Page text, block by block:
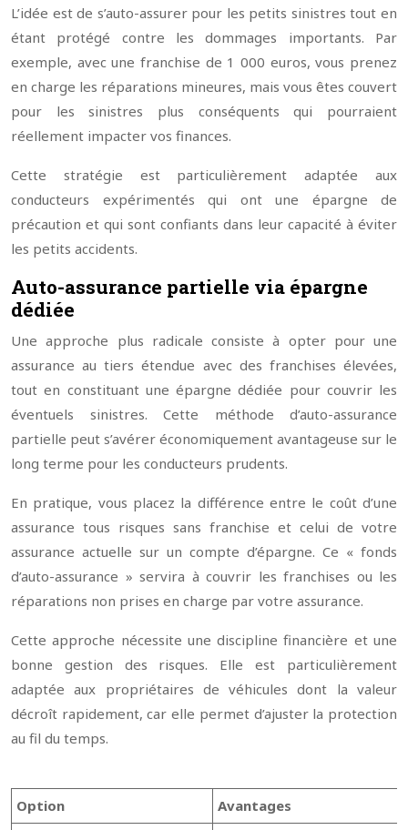
L’idée est de s’auto-assurer pour les petits sinistres tout en
étant protégé contre les dommages importants. Par
exemple, avec une franchise de 1 000 euros, vous prenez
en charge les réparations mineures, mais vous êtes couvert
pour les sinistres plus conséquents qui pourraient
réellement impacter vos finances.
Cette stratégie est particulièrement adaptée aux
conducteurs expérimentés qui ont une épargne de
précaution et qui sont confiants dans leur capacité à éviter
les petits accidents.
Auto-assurance partielle via épargne
dédiée
Une approche plus radicale consiste à opter pour une
assurance au tiers étendue avec des franchises élevées,
tout en constituant une épargne dédiée pour couvrir les
éventuels sinistres. Cette méthode d’auto-assurance
partielle peut s’avérer économiquement avantageuse sur le
long terme pour les conducteurs prudents.
En pratique, vous placez la différence entre le coût d’une
assurance tous risques sans franchise et celui de votre
assurance actuelle sur un compte d’épargne. Ce « fonds
d’auto-assurance » servira à couvrir les franchises ou les
réparations non prises en charge par votre assurance.
Cette approche nécessite une discipline financière et une
bonne gestion des risques. Elle est particulièrement
adaptée aux propriétaires de véhicules dont la valeur
décroît rapidement, car elle permet d’ajuster la protection
au fil du temps.
Option
Avantages